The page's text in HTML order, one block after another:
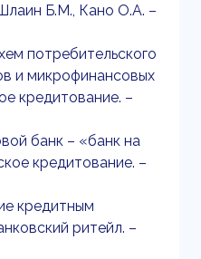
Б.М., Кано О.А. –
потребительского
и микрофинансовых
кредитование. –
банк – «банк на
кредитование. –
кредитным
ритейл. –